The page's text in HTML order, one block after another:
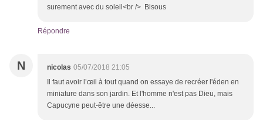
surement avec du soleil<br /> Bisous
Répondre
N nicolas 05/07/2018 21:05
Il faut avoir l’œil à tout quand on essaye de recréer l'éden en
miniature dans son jardin. Et l'homme n'est pas Dieu, mais
Capucyne peut-être une déesse...